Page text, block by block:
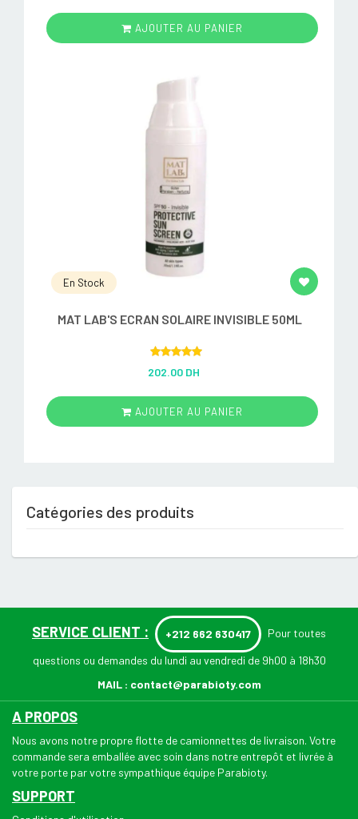
AJOUTER AU PANIER
En Stock
MAT LAB'S ECRAN SOLAIRE INVISIBLE 50ML
out of 5
202.00 DH
AJOUTER AU PANIER
Catégories des produits
SERVICE CLIENT : +212 662 630417 Pour toutes
questions ou demandes du lundi au vendredi de 9h00 à 18h30
MAIL : contact@parabioty.com
A PROPOS
Nous avons notre propre flotte de camionnettes de livraison. Votre
commande sera emballée avec soin dans notre entrepôt et livrée à
votre porte par votre sympathique équipe Parabioty.
SUPPORT